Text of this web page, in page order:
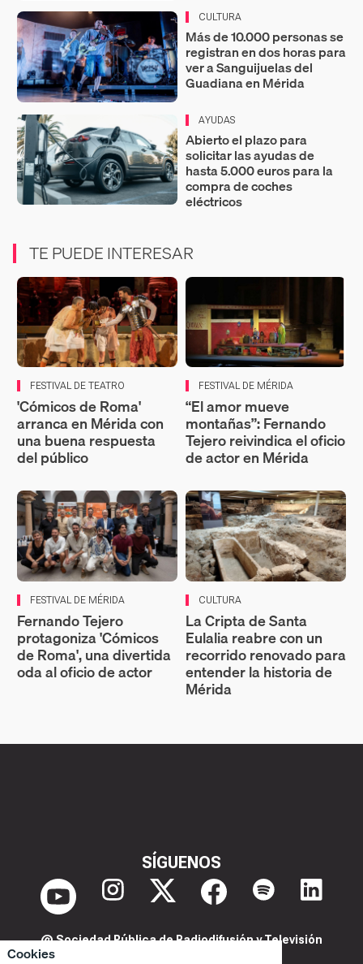
Cookies
CULTURA
Más de 10.000 personas se
registran en dos horas para
ver a Sanguijuelas del
Guadiana en Mérida
AYUDAS
Abierto el plazo para
solicitar las ayudas de
hasta 5.000 euros para la
compra de coches
eléctricos
TE PUEDE INTERESAR
FESTIVAL DE TEATRO
'Cómicos de Roma'
arranca en Mérida con
una buena respuesta
del público
FESTIVAL DE MÉRIDA
“El amor mueve
montañas”: Fernando
Tejero reivindica el oficio
de actor en Mérida
FESTIVAL DE MÉRIDA
Fernando Tejero
protagoniza 'Cómicos
de Roma', una divertida
oda al oficio de actor
CULTURA
La Cripta de Santa
Eulalia reabre con un
recorrido renovado para
entender la historia de
Mérida
SÍGUENOS
@ Sociedad Pública de Radiodifusión y Televisión